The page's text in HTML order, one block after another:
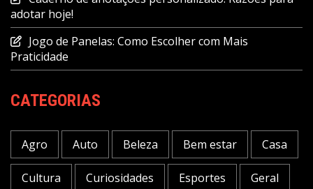
adotar hoje!
Jogo de Panelas: Como Escolher com Mais
Praticidade
CATEGORIAS
Agro Auto Beleza Bem estar Casa
Cultura Curiosidades Esportes Geral